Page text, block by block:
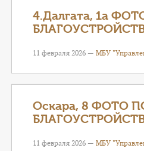
4.Далгата, 1а
11 февраля 2026 — МБУ
Оскара, 8 ФОТО
11 февраля 2026 — МБУ